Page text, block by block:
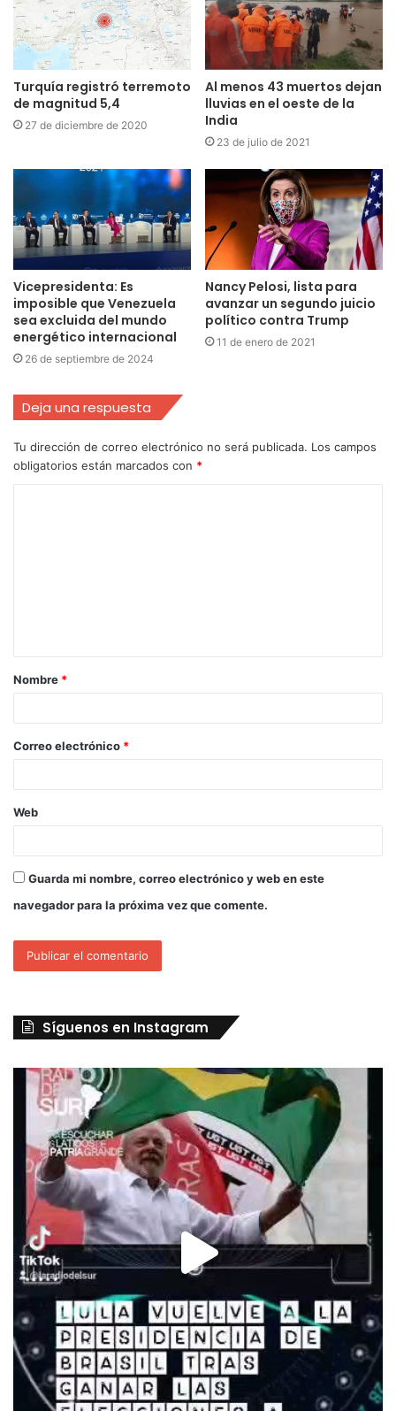
Turquía registró terremoto
de magnitud 5,4
27 de diciembre de 2020
Al menos 43 muertos dejan
lluvias en el oeste de la
India
23 de julio de 2021
Vicepresidenta: Es
imposible que Venezuela
sea excluida del mundo
energético internacional
26 de septiembre de 2024
Nancy Pelosi, lista para
avanzar un segundo juicio
político contra Trump
11 de enero de 2021
Deja una respuesta
Tu dirección de correo electrónico no será publicada. Los campos
obligatorios están marcados con *
Nombre *
Correo electrónico *
Web
Guarda mi nombre, correo electrónico y web en este
navegador para la próxima vez que comente.
Síguenos en Instagram